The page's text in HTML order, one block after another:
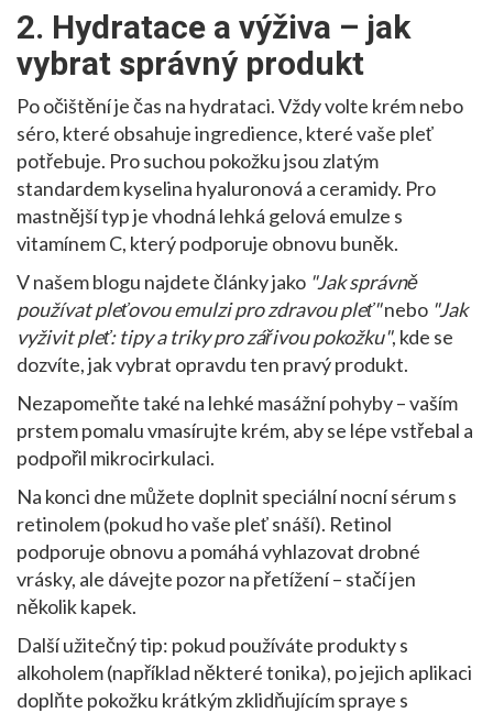
2. Hydratace a výživa – jak
vybrat správný produkt
Po očištění je čas na hydrataci. Vždy volte krém nebo
séro, které obsahuje ingredience, které vaše pleť
potřebuje. Pro suchou pokožku jsou zlatým
standardem kyselina hyaluronová a ceramidy. Pro
mastnější typ je vhodná lehká gelová emulze s
vitamínem C, který podporuje obnovu buněk.
V našem blogu najdete články jako "Jak správně
používat pleťovou emulzi pro zdravou pleť"nebo "Jak
vyživit pleť: tipy a triky pro zářivou pokožku", kde se
dozvíte, jak vybrat opravdu ten pravý produkt.
Nezapomeňte také na lehké masážní pohyby – vaším
prstem pomalu vmasírujte krém, aby se lépe vstřebal a
podpořil mikrocirkulaci.
Na konci dne můžete doplnit speciální nocní sérum s
retinolem (pokud ho vaše pleť snáší). Retinol
podporuje obnovu a pomáhá vyhlazovat drobné
vrásky, ale dávejte pozor na přetížení – stačí jen
několik kapek.
Další užitečný tip: pokud používáte produkty s
alkoholem (například některé tonika), po jejich aplikaci
doplňte pokožku krátkým zklidňujícím spraye s